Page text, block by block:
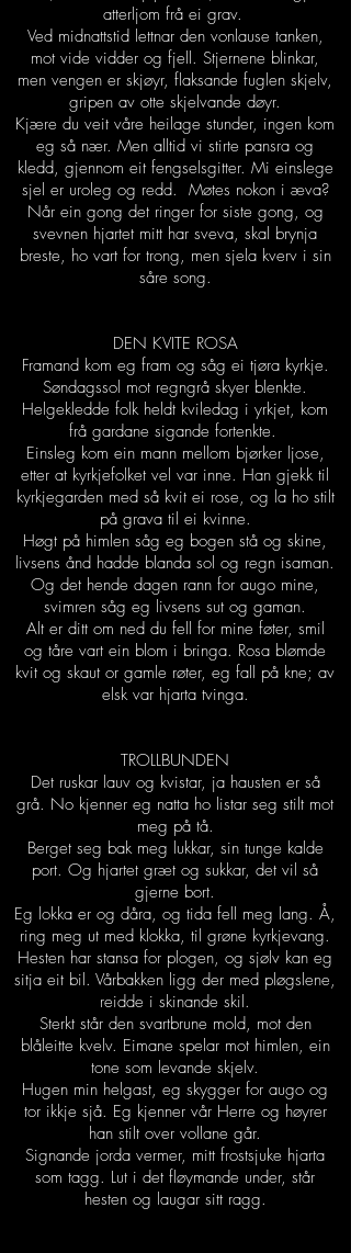
atterljom frå ei grav.
Ved midnattstid lettnar den vonlause tanken,
mot vide vidder og fjell. Stjernene blinkar,
men vengen er skjøyr, flaksande fuglen skjelv,
gripen av otte skjelvande døyr.
Kjære du veit våre heilage stunder, ingen kom
eg så nær. Men alltid vi stirte pansra og
kledd, gjennom eit fengselsgitter. Mi einslege
sjel er uroleg og redd. Møtes nokon i æva?
Når ein gong det ringer for siste gong, og
svevnen hjartet mitt har sveva, skal brynja
breste, ho vart for trong, men sjela kverv i sin
såre song.
DEN KVITE ROSA
Framand kom eg fram og såg ei tjøra kyrkje.
Søndagssol mot regngrå skyer blenkte.
Helgekledde folk heldt kviledag i yrkjet, kom
frå gardane sigande fortenkte.
Einsleg kom ein mann mellom bjørker ljose,
etter at kyrkjefolket vel var inne. Han gjekk til
kyrkjegarden med så kvit ei rose, og la ho stilt
på grava til ei kvinne.
Høgt på himlen såg eg bogen stå og skine,
livsens ånd hadde blanda sol og regn isaman.
Og det hende dagen rann for augo mine,
svimren såg eg livsens sut og gaman.
Alt er ditt om ned du fell for mine føter, smil
og tåre vart ein blom i bringa. Rosa blømde
kvit og skaut or gamle røter, eg fall på kne; av
elsk var hjarta tvinga.
TROLLBUNDEN
Det ruskar lauv og kvistar, ja hausten er så
grå. No kjenner eg natta ho listar seg stilt mot
meg på tå.
Berget seg bak meg lukkar, sin tunge kalde
port. Og hjartet græt og sukkar, det vil så
gjerne bort.
Eg lokka er og dåra, og tida fell meg lang. Å,
ring meg ut med klokka, til grøne kyrkjevang.
Hesten har stansa for plogen, og sjølv kan eg
sitja eit bil. Vårbakken ligg der med pløgslene,
reidde i skinande skil.
Sterkt står den svartbrune mold, mot den
blåleitte kvelv. Eimane spelar mot himlen, ein
tone som levande skjelv.
Hugen min helgast, eg skygger for augo og
tor ikkje sjå. Eg kjenner vår Herre og høyrer
han stilt over vollane går.
Signande jorda vermer, mitt frostsjuke hjarta
som tagg. Lut i det fløymande under, står
hesten og laugar sitt ragg.